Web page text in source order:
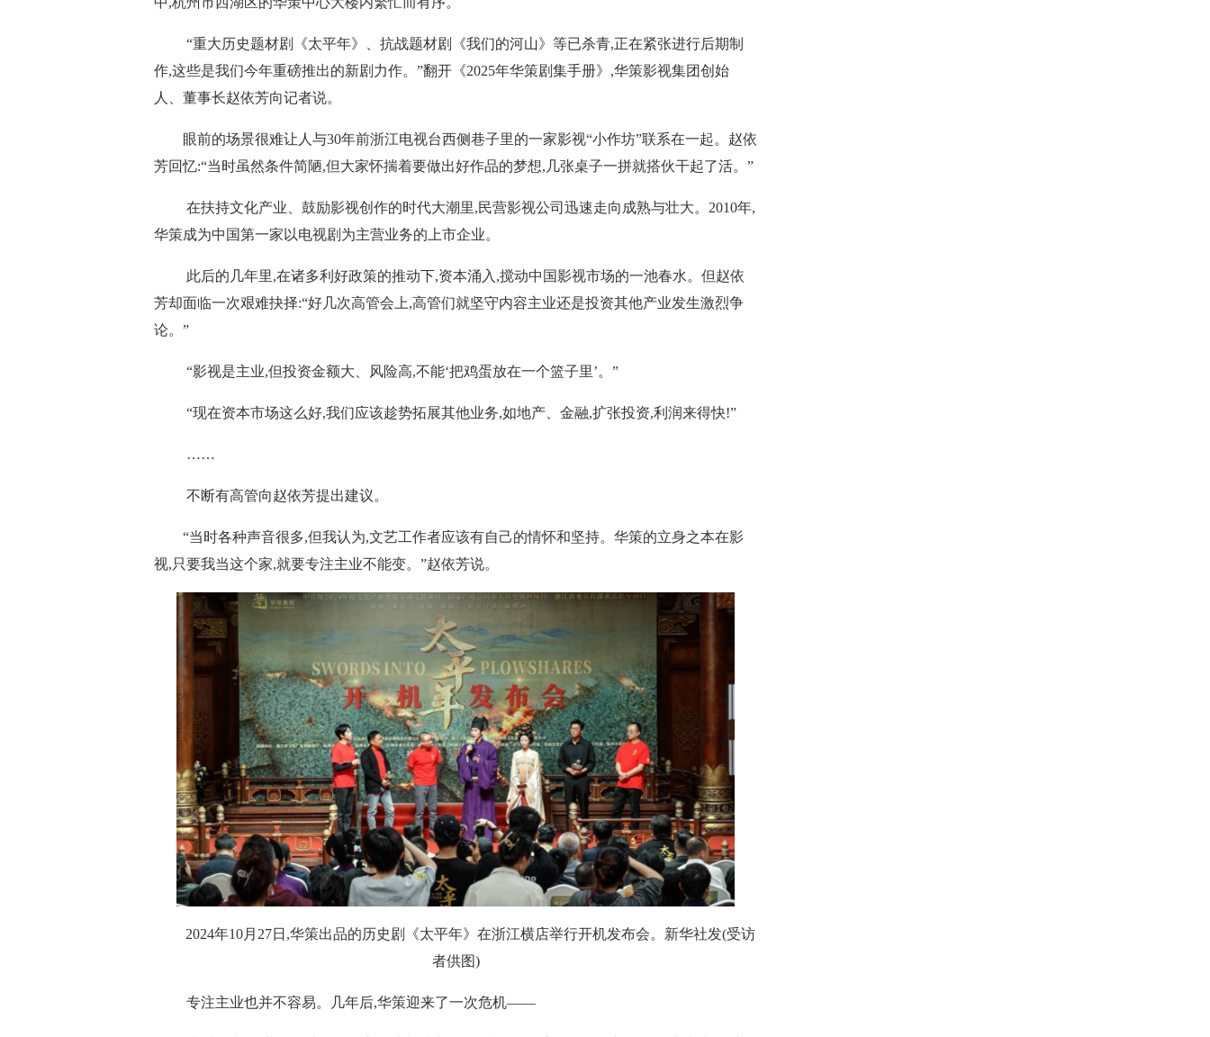
“重大历史题材剧《太平年》、抗战题材剧《我们的河山》等已杀青,正在紧张进行后期制
作,这些是我们今年重磅推出的新剧力作。”翻开《2025年华策剧集手册》,华策影视集团创始
人、董事长赵依芳向记者说。
眼前的场景很难让人与30年前浙江电视台西侧巷子里的一家影视“小作坊”联系在一起。赵依
芳回忆:“当时虽然条件简陋,但大家怀揣着要做出好作品的梦想,几张桌子一拼就搭伙干起了活。”
在扶持文化产业、鼓励影视创作的时代大潮里,民营影视公司迅速走向成熟与壮大。2010年,
华策成为中国第一家以电视剧为主营业务的上市企业。
此后的几年里,在诸多利好政策的推动下,资本涌入,搅动中国影视市场的一池春水。但赵依
芳却面临一次艰难抉择:“好几次高管会上,高管们就坚守内容主业还是投资其他产业发生激烈争
论。”
“影视是主业,但投资金额大、风险高,不能‘把鸡蛋放在一个篮子里’。”
“现在资本市场这么好,我们应该趁势拓展其他业务,如地产、金融,扩张投资,利润来得快!”
……
不断有高管向赵依芳提出建议。
“当时各种声音很多,但我认为,文艺工作者应该有自己的情怀和坚持。华策的立身之本在影
视,只要我当这个家,就要专注主业不能变。”赵依芳说。
2024年10月27日,华策出品的历史剧《太平年》在浙江横店举行开机发布会。新华社发(受访
者供图)
专注主业也并不容易。几年后,华策迎来了一次危机——